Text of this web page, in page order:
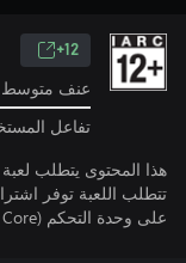
12+
عنف متوسط
تفاعل
هذا المحتوى يتطلب
تتطلب اللعبة توفر
على وحدة التحكم (Game Pass Core أو Ultimate، يُباع بشكل منفصل).